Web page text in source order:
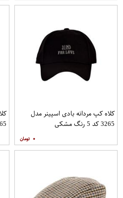
کلاه کپ مردانه بادی اسپینر مدل
3265 کد 5 رنگ مشکی
۰
3265